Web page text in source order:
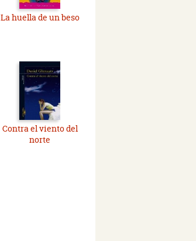
La huella de un beso
Contra el viento del
norte